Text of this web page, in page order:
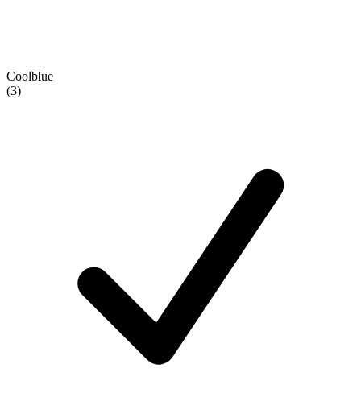
Coolblue
(3)